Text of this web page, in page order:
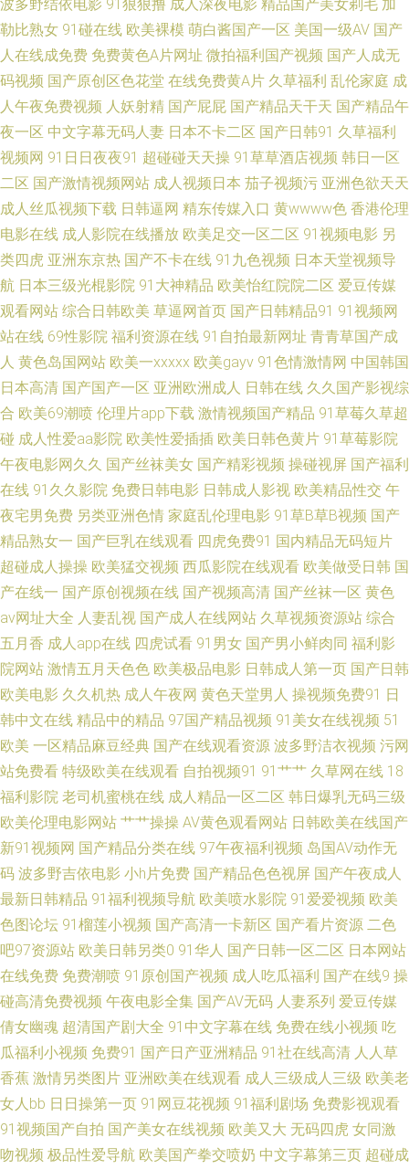
利资源 91高跟丝袜福利导航 免费版91网页 91成人在线 国产综合日韩欧美
91n日日视频网址 国产日韩综合1页 香蕉久久婷婷一区 阿v视频在线观看 丝
袜人妻中出 99热青草丁香社区 人人妻人人色 91干屄 1024在线视频 黄色岛
产丝袜 激情啪啪在线观看91 伊人福利频在线 东方AV亚洲性爱 日韩av第三页
男女内射网站 91豆花视频在线观看 老司机干逼 91黄色网入口站 精品国产久
久黄色 91被操 黃色網五月天偷拍 91ncom男C女 国产三级国产精品自产 亚
欧日韩免费影院 超碰操人人 无吗av在线播放 www免费成人网站 日本成人在
一区 91导航在线观看网站入口 欧美Sm重味 91国产 九色视频国产17 91色伦
狼人狠干 91成人在线初夜 国产又黄又粗又硬视频 影音先锋色情av 九一视频
传媒精品 91官方网页入口在线观看 久久精产一区 91蜜臀刺激网 蜜桃蜜臀av
免费观看 91精品国际 久久精品高潮 91超碰在线网站 精品一线视频 91电影
福利 黄色a片男人天堂 91avv在线视频 狼人色天堂 91黑料福利网 激情宗合色
网 91国内视频 激情文学俺去也婷婷 91精选探花视频 男女做事网站 91蝌蚪
少妇 欧美日爱 91熟女在线播放 青青草人人操av 91丝袜足交视频国产 欧美不
卡123 91碰碰 男人的天堂社区东京热 91久久瑟瑟热 老司机在线青青草 91免
欧美人妖 91蜜桃视频 女同日本韩欧 91美女黑料在线网站 人妻熟女视频一区
二区 91在线美脚丝袜 人人99爱爽 91中文 日韩欧美在线综合网 99热色五月
日韩综合视频专区 肏屄色播伊人97 91视频国语免费 日韩精品黄色 俺去啦中
文网 四虎α片 啊v在线视频 四虎野音 www久久色com 色噜噜狠狠一二区三区
15 www日日日 深夜福利导航 www阴桃色色 丝瓜视频草莓福利导航 91国产
丝袜麻豆系列 91破解网官网 色香蕉久久影院电脑 东京热家庭伦理片 在线观
波多野结依电影 91狠狠撸 成人深夜电影 精品国产美女剃毛 加
勒比熟女 91碰在线 欧美裸模 萌白酱国产一区 美国一级AV 国产
人在线成免费 免费黄色A片网址 微拍福利国产视频 国产人成无
码视频 国产原创区色花堂 在线免费黄A片 久草福利 乱伦家庭 成
人午夜免费视频 人妖射精 国产屁屁 国产精品天干天 国产精品午
夜一区 中文字幕无码人妻 日本不卡二区 国产日韩91 久草福利
视频网 91日日夜夜91 超碰碰天天操 91草草酒店视频 韩日一区
二区 国产激情视频网站 成人视频日本 茄子视频污 亚洲色欲天天
成人丝瓜视频下载 日韩逼网 精东传媒入口 黄wwww色 香港伦理
电影在线 成人影院在线播放 欧美足交一区二区 91视频电影 另
类四虎 亚洲东京热 国产不卡在线 91九色视频 日本天堂视频导
航 日本三级光棍影院 91大神精品 欧美怡红院院二区 爱豆传媒
观看网站 综合日韩欧美 草逼网首页 国产日韩精品91 91视频网
站在线 69性影院 福利资源在线 91自拍最新网址 青青草国产成
人 黄色岛国网站 欧美一xxxxx 欧美gayv 91色情激情网 中国韩国
日本高清 国产国产一区 亚洲欧洲成人 日韩在线 久久国产影视综
合 欧美69潮喷 伦理片app下载 激情视频国产精品 91草莓久草超
碰 成人性爱aa影院 欧美性爱插插 欧美日韩色黄片 91草莓影院
午夜电影网久久 国产丝袜美女 国产精彩视频 操碰视屏 国产福利
在线 91久久影院 免费日韩电影 日韩成人影视 欧美精品性交 午
夜宅男免费 另类亚洲色情 家庭乱伦理电影 91草B草B视频 国产
精品熟女一 国产巨乳在线观看 四虎免费91 国内精品无码短片
超碰成人操操 欧美猛交视频 西瓜影院在线观看 欧美做受日韩 国
产在线一 国产原创视频在线 国产视频高清 国产丝袜一区 黄色
av网址大全 人妻乱视 国产成人在线网站 久草视频资源站 综合
五月香 成人app在线 四虎试看 91男女 国产男小鲜肉同 福利影
院网站 激情五月天色色 欧美极品电影 日韩成人第一页 国产日韩
欧美电影 久久机热 成人午夜网 黄色天堂男人 操视频免费91 日
韩中文在线 精品中的精品 97国产精品视频 91美女在线视频 51
欧美 一区精品麻豆经典 国产在线观看资源 波多野洁衣视频 污网
站免费看 特级欧美在线观看 自拍视频91 91艹艹 久草网在线 18
福利影院 老司机蜜桃在线 成人精品一区二区 韩日爆乳无码三级
欧美伦理电影网站 艹艹操操 AV黄色观看网站 日韩欧美在线国产
新91视频网 国产精品分类在线 97午夜福利视频 岛国AV动作无
码 波多野吉依电影 小h片免费 国产精品色色视屏 国产午夜成人
最新日韩精品 91福利视频导航 欧美喷水影院 91爱爱视频 欧美
色图论坛 91榴莲小视频 国产高清一卡新区 国产看片资源 二色
吧97资源站 欧美日韩另类0 91华人 国产日韩一区二区 日本网站
在线免费 免费潮喷 91原创国产视频 成人吃瓜福利 国产在线9 操
碰高清免费视频 午夜电影全集 国产AV无码 人妻系列 爱豆传媒
倩女幽魂 超清国产剧大全 91中文字幕在线 免费在线小视频 吃
瓜福利小视频 免费91 国产日产亚洲精品 91社在线高清 人人草
香蕉 激情另类图片 亚洲欧美在线观看 成人三级成人三级 欧美老
女人bb 日日操第一页 91网豆花视频 91福利剧场 免费影视观看
91视频国产自拍 国产美女在线视频 欧美又大 无码四虎 女同激
吻视频 极品性爱导航 欧美国产拳交喷奶 中文字幕第三页 超碰成